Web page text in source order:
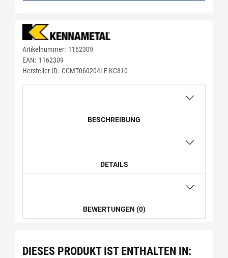
Artikelnummer: 1162309
EAN: 1162309
Hersteller ID: CCMT060204LF KC810
BESCHREIBUNG
DETAILS
BEWERTUNGEN (0)
DIESES PRODUKT IST ENTHALTEN IN: